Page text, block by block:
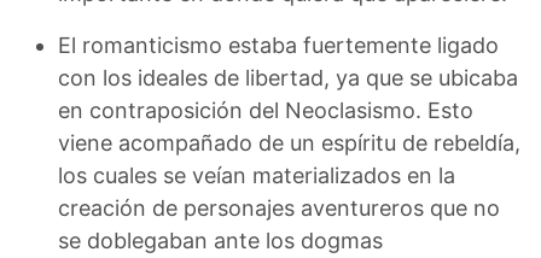
El romanticismo estaba fuertemente ligado
con los ideales de libertad, ya que se ubicaba
en contraposición del Neoclasismo. Esto
viene acompañado de un espíritu de rebeldía,
los cuales se veían materializados en la
creación de personajes aventureros que no
se doblegaban ante los dogmas